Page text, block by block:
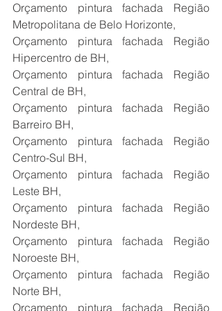
Orçamento pintura fachada Região
Metropolitana de Belo Horizonte,
Orçamento pintura fachada Região
Hipercentro de BH,
Orçamento pintura fachada Região
Central de BH,
Orçamento pintura fachada Região
Barreiro BH,
Orçamento pintura fachada Região
Centro-Sul BH,
Orçamento pintura fachada Região
Leste BH,
Orçamento pintura fachada Região
Nordeste BH,
Orçamento pintura fachada Região
Noroeste BH,
Orçamento pintura fachada Região
Norte BH,
Orçamento pintura fachada Região